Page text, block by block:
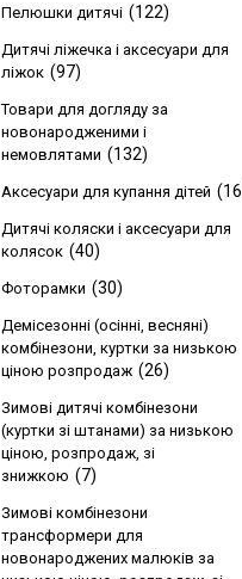
Пелюшки дитячі 122
Дитячі ліжечка і аксесуари для
ліжок
97
Товари для догляду за
новонародженими і
немовлятами
132
Аксесуари для купання дітей 16
Дитячі коляски і аксесуари для
колясок
40
Фоторамки 30
Демісезонні (осінні, весняні)
комбінезони, куртки за низькою
ціною розпродаж
26
Зимові дитячі комбінезони
(куртки зі штанами) за низькою
ціною, розпродаж, зі
знижкою
7
Зимові комбінезони
трансформери для
новонароджених малюків за